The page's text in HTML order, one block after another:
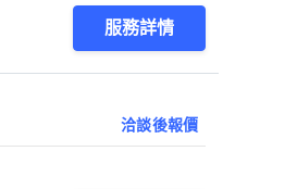
服務詳情
洽談後報價